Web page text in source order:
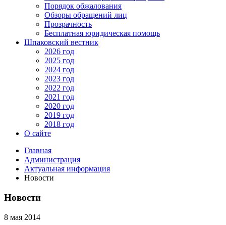
Порядок обжалования
Обзоры обращений лиц
Прозрачность
Бесплатная юридическая помощь
Шпаковский вестник
2026 год
2025 год
2024 год
2023 год
2022 год
2021 год
2020 год
2019 год
2018 год
О сайте
Главная
Администрация
Актуальная информация
Новости
Новости
8 мая 2014